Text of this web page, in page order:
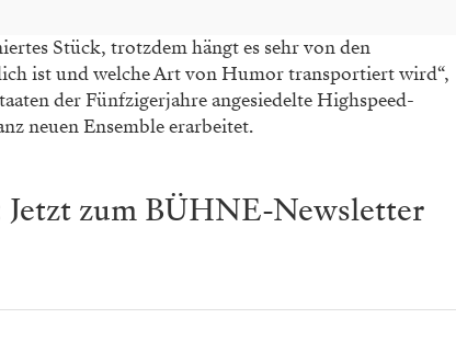
Stück, trotzdemhängt es sehr von den
ist und welche Artvon Humor transportiert wird“,
derFünfzigerjahre angesiedelte Highspeed-
neuen Ensemble erarbeitet.
zum BÜHNE-Newsletter